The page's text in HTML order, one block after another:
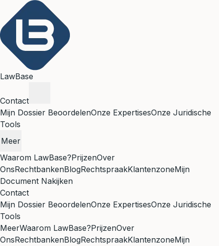
LawBase
Contact
Mijn Dossier BeoordelenOnze ExpertisesOnze Juridische
Tools
Meer
Waarom LawBase?PrijzenOver
OnsRechtbankenBlogRechtspraakKlantenzoneMijn
Document Nakijken
Contact
Mijn Dossier BeoordelenOnze ExpertisesOnze Juridische
Tools
MeerWaarom LawBase?PrijzenOver
OnsRechtbankenBlogRechtspraakKlantenzoneMijn